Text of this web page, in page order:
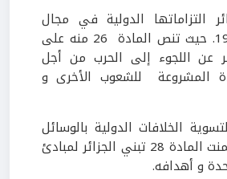
التزاماتها الدولية في مجال
السلم دستور 1996. حيث تنص المادة 26 منه على
عن اللجوء إلى الحرب من أجل
المشروعة للشعوب الأخرى و
الخلافات الدولية بالوسائل
السلمية. كما تضمنت المادة 28 تبني الجزائر لمبادئ
و أهدافه.